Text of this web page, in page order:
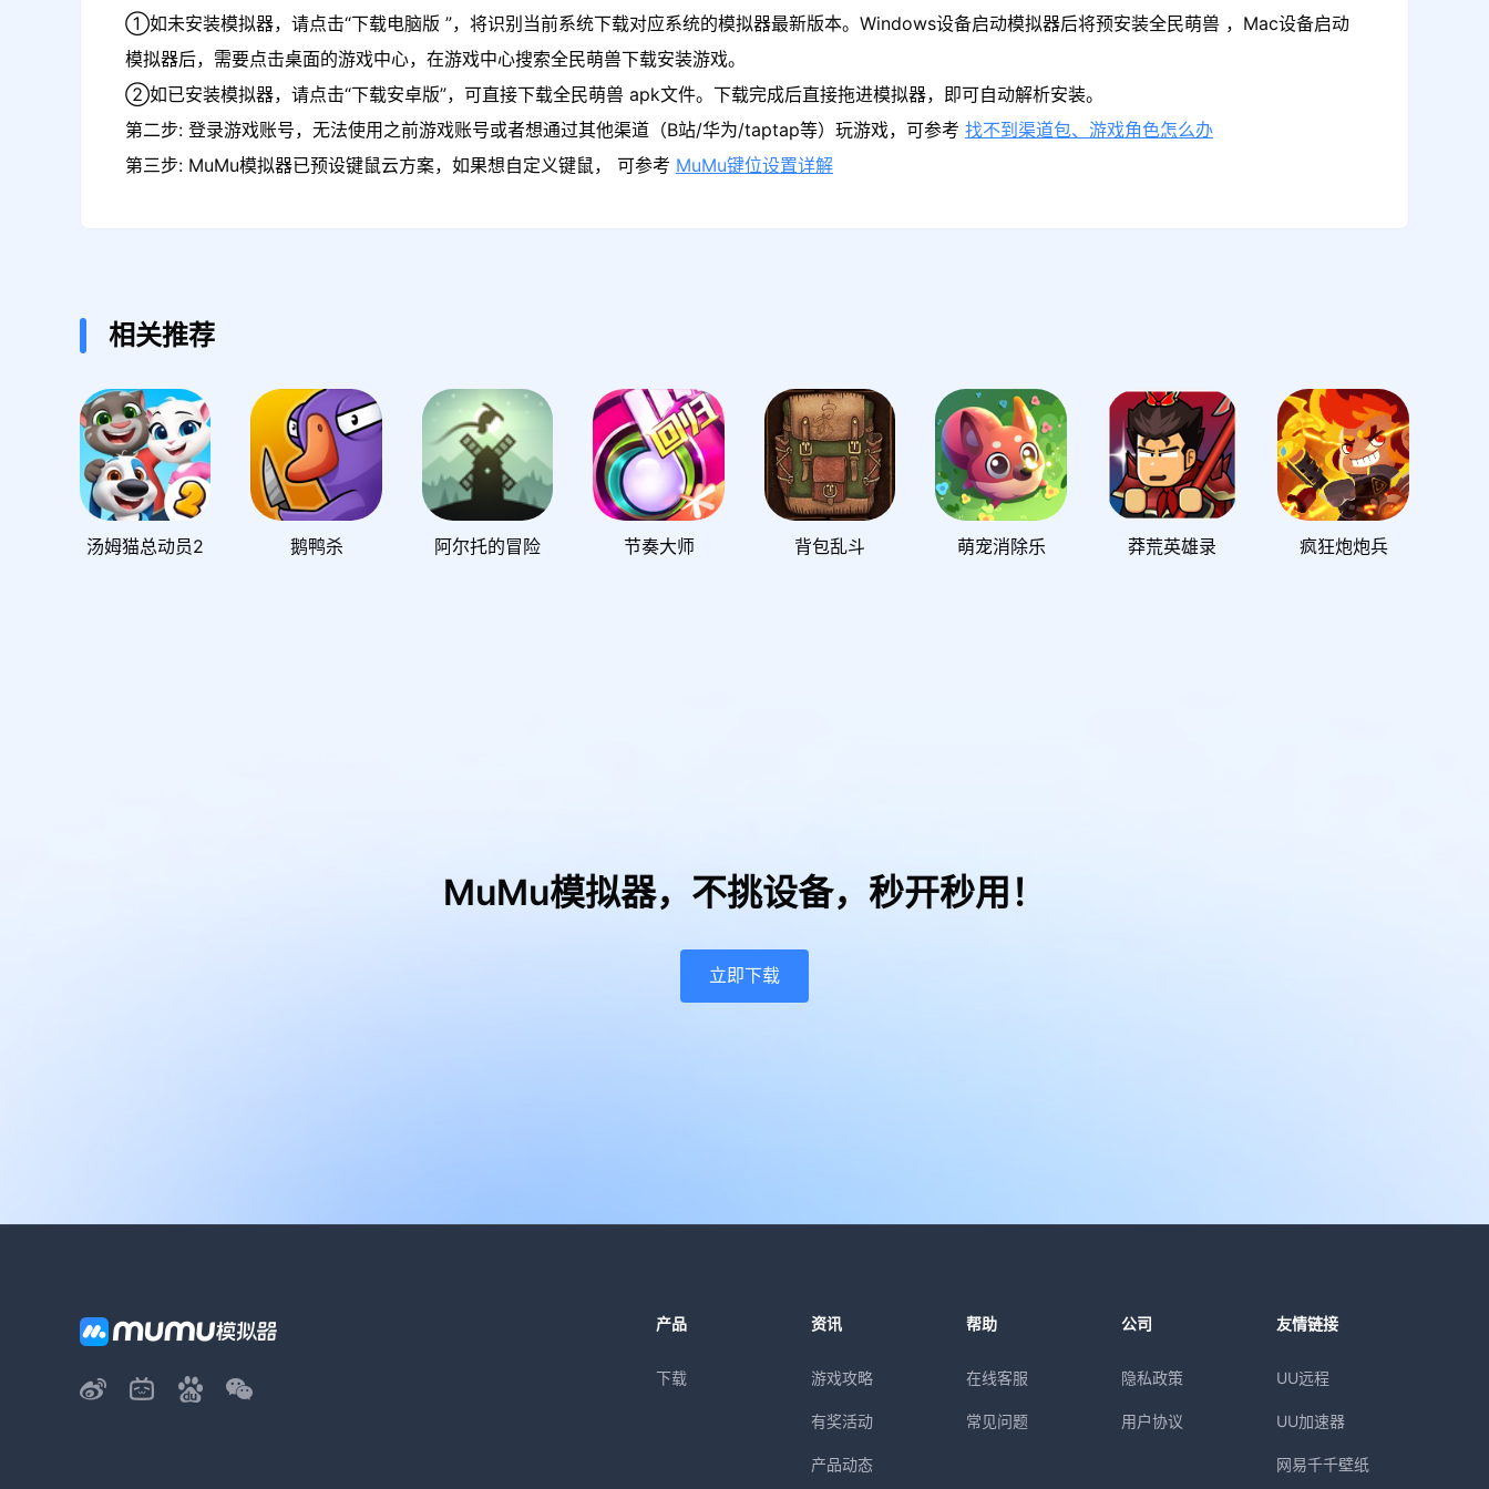
①如未安装模拟器，请点击“下载电脑版 ”，将识别当前系统下载对应系统的模拟器最新版本。Windows设备启动模拟器后将预安装全民萌兽 ，Mac设备启动
模拟器后，需要点击桌面的游戏中心，在游戏中心搜索全民萌兽下载安装游戏。
②如已安装模拟器，请点击“下载安卓版”，可直接下载全民萌兽 apk文件。下载完成后直接拖进模拟器，即可自动解析安装。
第二步: 登录游戏账号，无法使用之前游戏账号或者想通过其他渠道（B站/华为/taptap等）玩游戏，可参考 找不到渠道包、游戏角色怎么办
第三步: MuMu模拟器已预设键鼠云方案，如果想自定义键鼠， 可参考 MuMu键位设置详解
相关推荐
汤姆猫总动员2 鹅鸭杀 阿尔托的冒险 节奏大师 背包乱斗 萌宠消除乐 莽荒英雄录 疯狂炮炮兵
MuMu模拟器， 不挑设备，秒开秒用！
立即下载
产品
下载
资讯
游戏攻略
有奖活动
产品动态
帮助
在线客服
常见问题
公司
隐私政策
用户协议
友情链接
UU远程
UU加速器
网易千千壁纸